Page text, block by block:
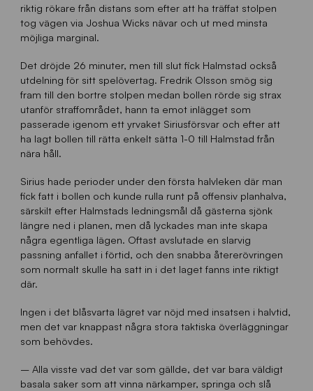
riktig rökare från distans som efter att ha träffat stolpen
tog vägen via Joshua Wicks nävar och ut med minsta
möjliga marginal.
Det dröjde 26 minuter, men till slut fick Halmstad också
utdelning för sitt spelövertag. Fredrik Olsson smög sig
fram till den bortre stolpen medan bollen rörde sig strax
utanför straffområdet, hann ta emot inlägget som
passerade igenom ett yrvaket Siriusförsvar och efter att
ha lagt bollen till rätta enkelt sätta 1-0 till Halmstad från
nära håll.
Sirius hade perioder under den första halvleken där man
fick fatt i bollen och kunde rulla runt på offensiv planhalva,
särskilt efter Halmstads ledningsmål då gästerna sjönk
längre ned i planen, men då lyckades man inte skapa
några egentliga lägen. Oftast avslutade en slarvig
passning anfallet i förtid, och den snabba återerövringen
som normalt skulle ha satt in i det laget fanns inte riktigt
där.
Ingen i det blåsvarta lägret var nöjd med insatsen i halvtid,
men det var knappast några stora taktiska överläggningar
som behövdes.
– Alla visste vad det var som gällde, det var bara väldigt
basala saker som att vinna närkamper, springa och slå